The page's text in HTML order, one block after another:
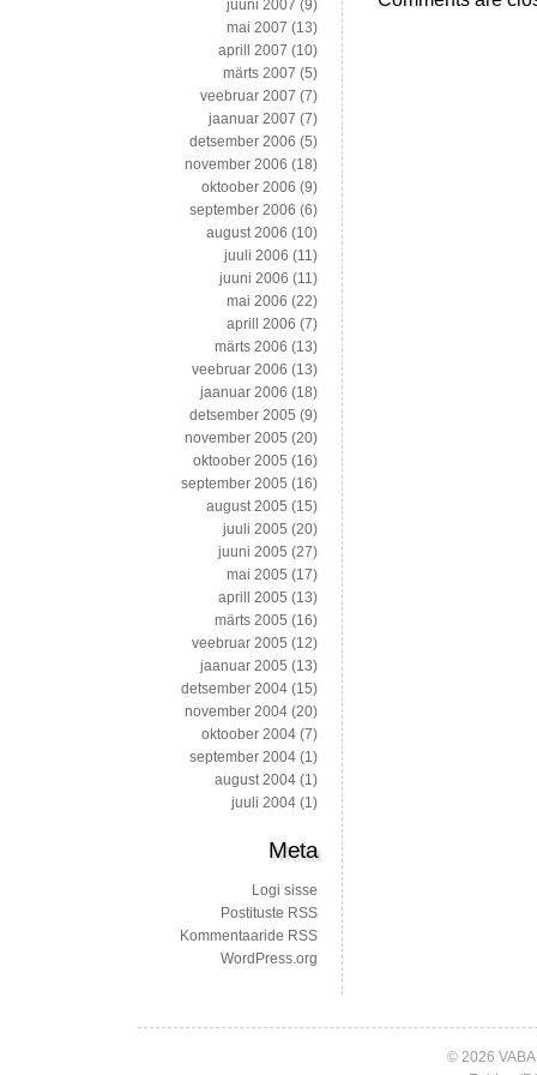
juuni 2007 (9)
mai 2007 (13)
aprill 2007 (10)
märts 2007 (5)
veebruar 2007 (7)
jaanuar 2007 (7)
detsember 2006 (5)
november 2006 (18)
oktoober 2006 (9)
september 2006 (6)
august 2006 (10)
juuli 2006 (11)
juuni 2006 (11)
mai 2006 (22)
aprill 2006 (7)
märts 2006 (13)
veebruar 2006 (13)
jaanuar 2006 (18)
detsember 2005 (9)
november 2005 (20)
oktoober 2005 (16)
september 2005 (16)
august 2005 (15)
juuli 2005 (20)
juuni 2005 (27)
mai 2005 (17)
aprill 2005 (13)
märts 2005 (16)
veebruar 2005 (12)
jaanuar 2005 (13)
detsember 2004 (15)
november 2004 (20)
oktoober 2004 (7)
september 2004 (1)
august 2004 (1)
juuli 2004 (1)
Meta
Logi sisse
Postituste RSS
Kommentaaride RSS
WordPress.org
© 2026